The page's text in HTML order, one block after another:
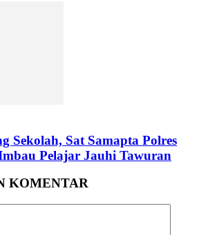
Sekolah, Sat Samapta Polres
Pelajar Jauhi Tawuran
KOMENTAR